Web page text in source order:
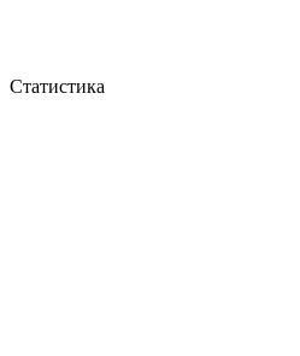
Статистика